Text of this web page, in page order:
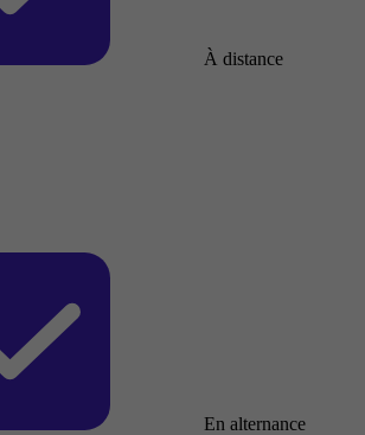
À distance
En alternance